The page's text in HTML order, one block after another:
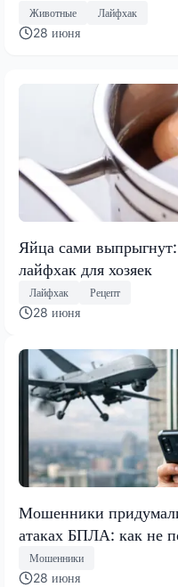
Животные Лайфхак
28 июня
Яйца сами
лайфхак для хозяек
Лайфхак Рецепт
28 июня
Мошенники
атаках БПЛА: как не
Мошенники
28 июня